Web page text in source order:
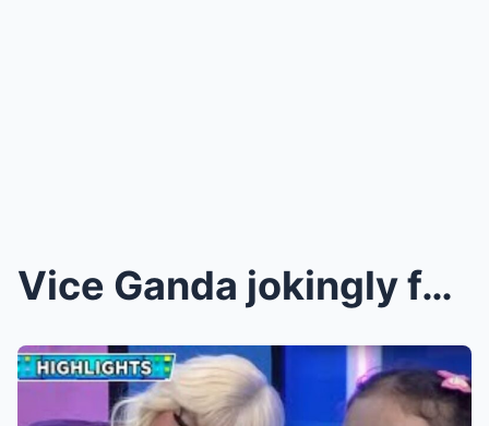
Vice Ganda jokingly falls asleep while talking to ...